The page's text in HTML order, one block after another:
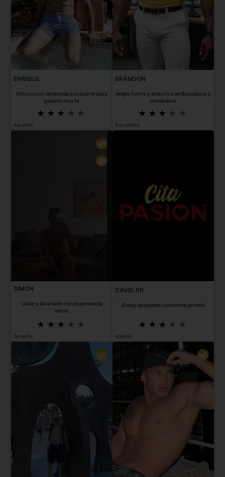
ENRIQUE
Chico joven deseando conocerte para
pasarlo muy bi
Alicante
BRANDON
Negro fuerte y atractivo en Barcelona y
alrededore
Barcelona
SIMÓN
Clase y diversión con experiencia
latina.
Tenerife
DAVID RR
¡Estoy deseando conocerte pronto!
Madrid